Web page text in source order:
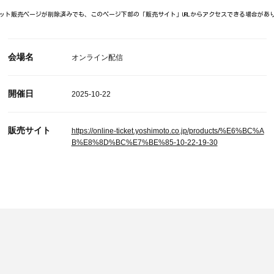
ト販売ページが削除済みでも、このページ下部の「販売サイト」URLからアクセスできる場合があ
会場名 オンライン配信
開催日 2025-10-22
販売サイト
https://online-ticket.yoshimoto.co.jp/products/%E6%BC%A
B%E8%8D%BC%E7%BE%85-10-22-19-30